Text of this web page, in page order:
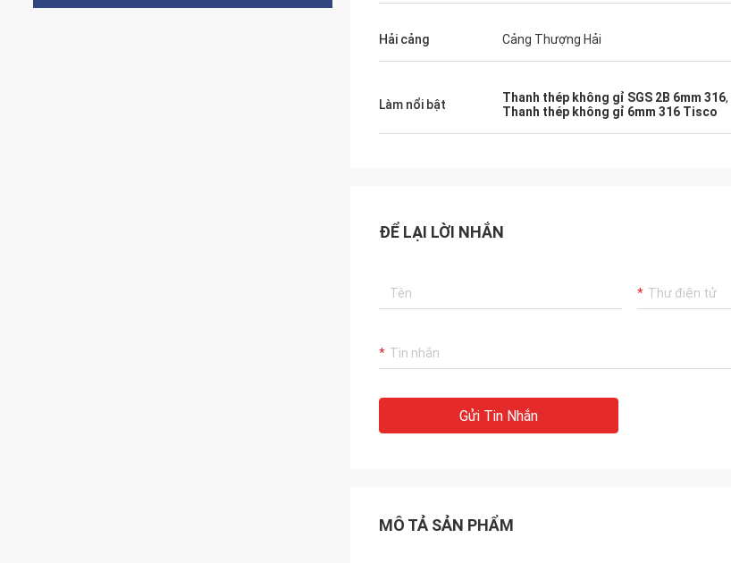
Hải cảng Cảng Thượng Hải
Làm nổi bật Thanh thép không gỉ SGS 2B 6mm 316,
Thanh thép không gỉ 6mm 316 Tisco
ĐỂ LẠI LỜI NHẮN
Gửi Tin Nhắn
MÔ TẢ SẢN PHẨM